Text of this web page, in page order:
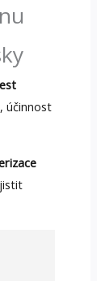
účinnost